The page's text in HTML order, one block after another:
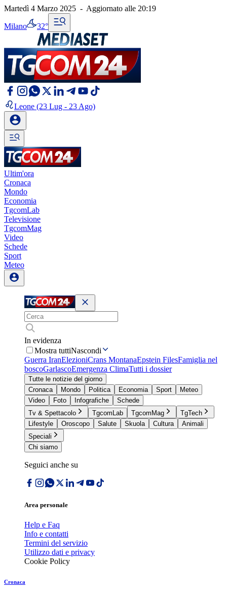
Martedì 4 Marzo 2025 - Aggiornato alle 20:19
Milano 32°
Leone (23 Lug - 23 Ago)
Ultim'ora
Cronaca
Mondo
Economia
TgcomLab
Televisione
TgcomMag
Video
Schede
Sport
Meteo
In evidenza
Mostra tuttiNascondi
Guerra IranElezioniCrans MontanaEpstein FilesFamiglia nel
boscoGarlascoEmergenza ClimaTutti i dossier
Tutte le notizie del giorno
Cronaca
Mondo Politica Economia Sport
Meteo
Video
Foto Infografiche
Schede
Tv & Spettacolo
TgcomLab TgcomMag
TgTech
Lifestyle
Oroscopo Salute Skuola Cultura
Animali
Speciali
Chi siamo
Seguici anche su
Area personale
Help e Faq
Info e contatti
Termini del servizio
Utilizzo dati e privacy
Cookie Policy
Cronaca